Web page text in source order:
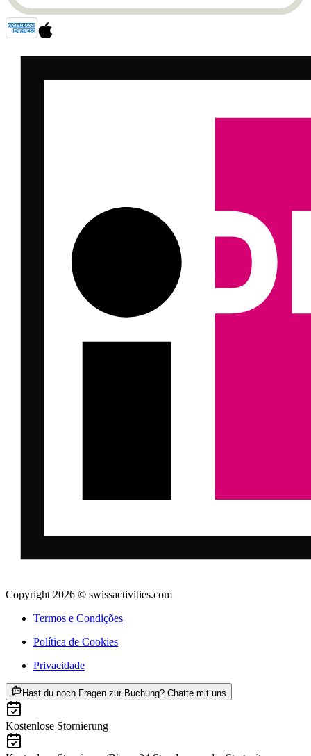
Copyright 2026 © swissactivities.com
Termos e Condições
Política de Cookies
Privacidade
Hast du noch Fragen zur Buchung? Chatte mit uns
Kostenlose Stornierung